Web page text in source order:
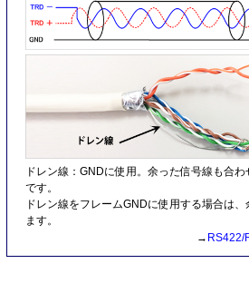
ドレン線：GNDに使用。余った信号線も合
です。
ドレン線をフレームGNDに使用する場合は
ます。
→ RS422/